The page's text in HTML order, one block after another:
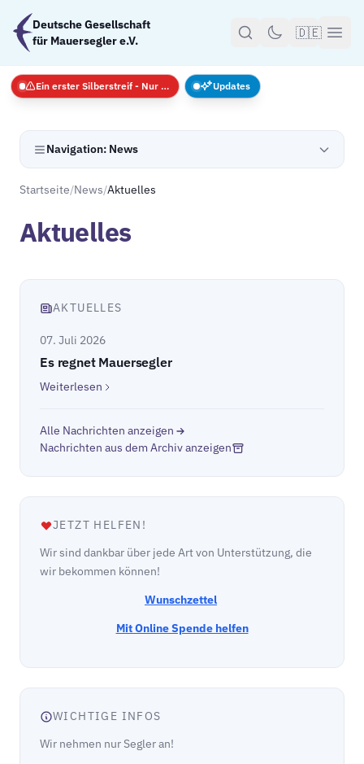
Zum Hauptinhalt springen
Deutsche Gesellschaft
für Mauersegler e.V.
🇩🇪
Navigation: News
Startseite/News/Aktuelles
Aktuelles
AKTUELLES
07. Juli 2026
Es regnet Mauersegler
Weiterlesen
Alle Nachrichten anzeigen
Nachrichten aus dem Archiv anzeigen
JETZT HELFEN!
Wir sind dankbar über jede Art von Unterstützung, die
wir bekommen können!
Wunschzettel
Mit Online Spende helfen
WICHTIGE INFOS
Wir nehmen nur Segler an!
Ein erster Silberstreif - Nur Notfälle Updates